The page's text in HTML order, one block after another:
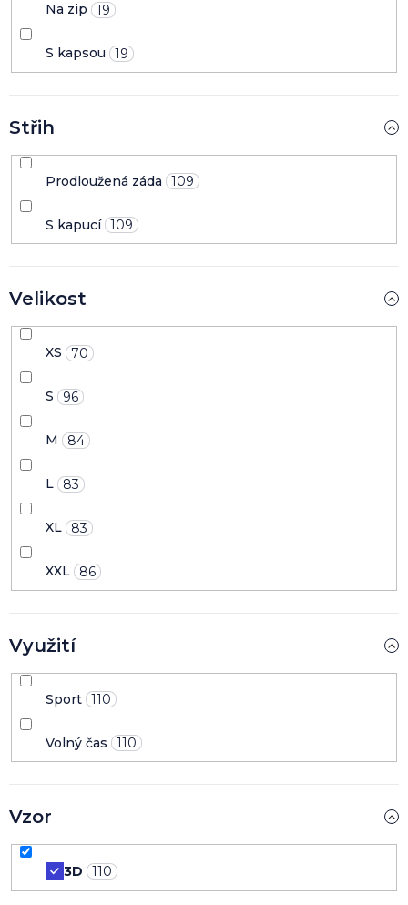
Na zip 19
S kapsou 19
Střih
Prodloužená záda 109
S kapucí 109
Velikost
XS 70
S 96
M 84
L 83
XL 83
XXL 86
Využití
Sport 110
Volný čas 110
Vzor
3D 110